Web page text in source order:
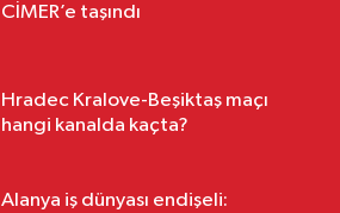
CİMER’e taşındı
Hradec Kralove-Beşiktaş maçı
hangi kanalda kaçta?
Alanya iş dünyası endişeli: